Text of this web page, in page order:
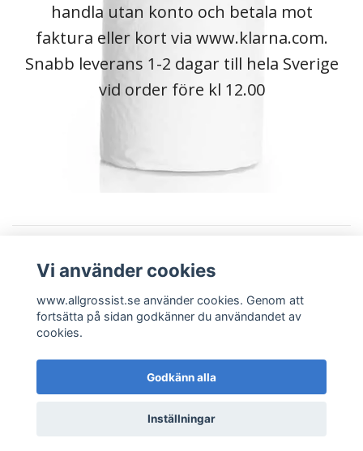
handla utan konto och betala mot
faktura eller kort via www.klarna.com.
Snabb leverans 1-2 dagar till hela Sverige
vid order före kl 12.00
Läs mer
© 2026 www.allgrossist.se
Vi använder cookies
www.allgrossist.se använder cookies. Genom att
fortsätta på sidan godkänner du användandet av
cookies.
Godkänn alla
Inställningar